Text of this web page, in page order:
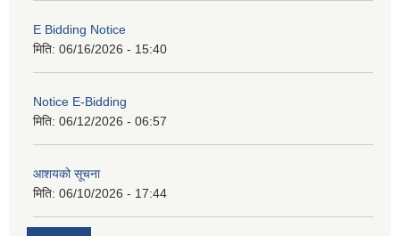
E Bidding Notice
मिति: 06/16/2026 - 15:40
Notice E-Bidding
मिति: 06/12/2026 - 06:57
आशयको सूचना
मिति: 06/10/2026 - 17:44